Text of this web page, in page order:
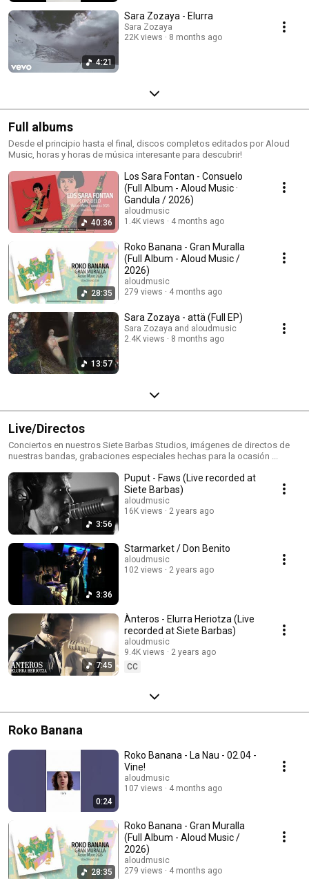
4:21
Sara Zozaya - Elurra
Sara Zozaya
22K views
8 months ago
Full albums
Desde el principio hasta el final, discos completos editados por Aloud
Music, horas y horas de música interesante para descubrir!
40:36
Los Sara Fontan - Consuelo
(Full Album - Aloud Music ·
Gandula / 2026)
aloudmusic
1.4K views
4 months ago
28:35
Roko Banana - Gran Muralla
(Full Album - Aloud Music /
2026)
aloudmusic
279 views
4 months ago
13:57
Sara Zozaya - attä (Full EP)
Sara Zozaya and aloudmusic
2.4K views
8 months ago
Live/Directos
Conciertos en nuestros Siete Barbas Studios, imágenes de directos de
nuestras bandas, grabaciones especiales hechas para la ocasión ...
3:56
Puput - Faws (Live recorded at
Siete Barbas)
aloudmusic
16K views
2 years ago
3:36
Starmarket / Don Benito
aloudmusic
102 views
2 years ago
7:45
Ànteros - Elurra Heriotza (Live
recorded at Siete Barbas)
aloudmusic
9.4K views
2 years ago
CC
Roko Banana
0:24
Roko Banana - La Nau - 02.04 -
Vine!
aloudmusic
107 views
4 months ago
28:35
Roko Banana - Gran Muralla
(Full Album - Aloud Music /
2026)
aloudmusic
279 views
4 months ago